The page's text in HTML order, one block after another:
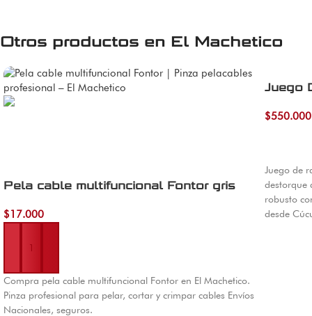
Otros productos en El Machetico
Pela cable multifuncional Fontor gris
$17.000
Compra pela cable multifuncional Fontor en El Machetico.
Pinza profesional para pelar, cortar y crimpar cables Envíos
Nacionales, seguros.
Juego
$550.000
Añadir al
Juego de
destorque
robusto
desde